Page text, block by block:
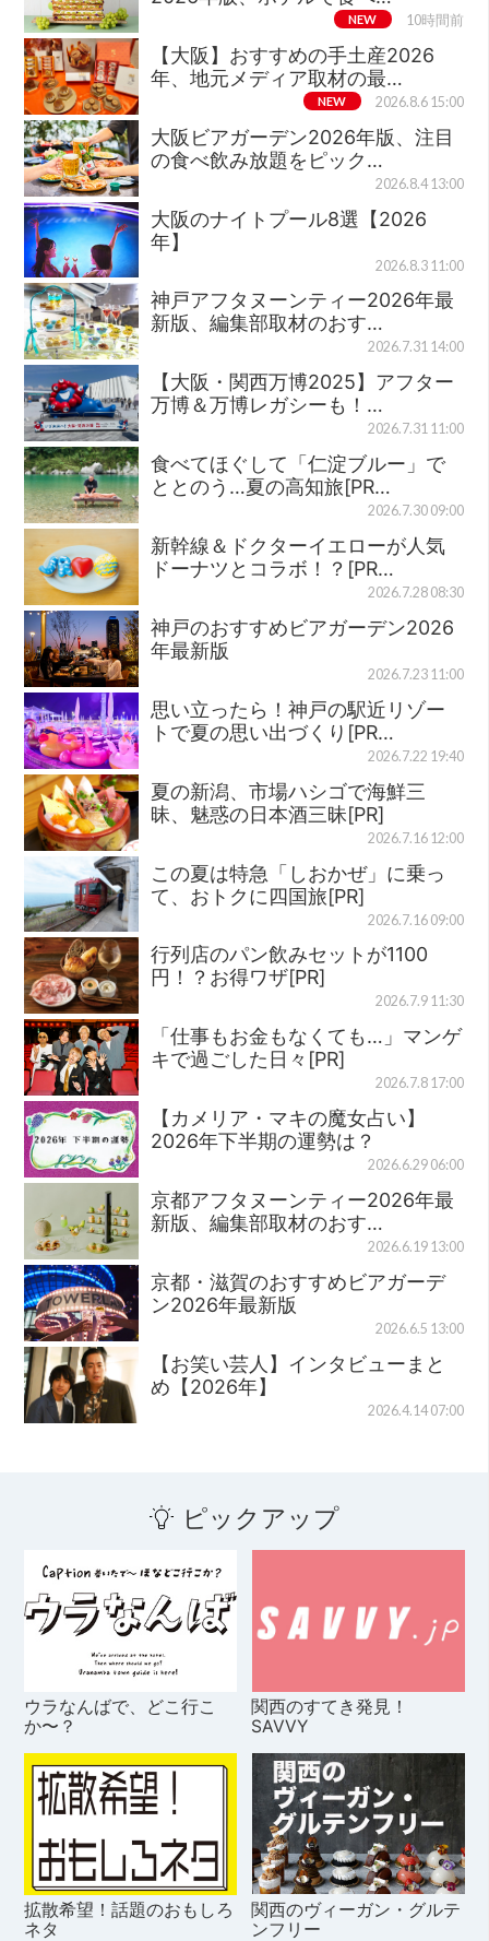
NEW 10時間前
【大阪】おすすめの手土産2026
年、地元メディア取材の最…
NEW 2026.8.6 15:00
大阪ビアガーデン2026年版、注目
の食べ飲み放題をピック…
2026.8.4 13:00
大阪のナイトプール8選【2026
年】
2026.8.3 11:00
神戸アフタヌーンティー2026年最
新版、編集部取材のおす…
2026.7.31 14:00
【大阪・関西万博2025】アフター
万博＆万博レガシーも！…
2026.7.31 11:00
食べてほぐして「仁淀ブルー」で
ととのう…夏の高知旅[PR…
2026.7.30 09:00
新幹線＆ドクターイエローが人気
ドーナツとコラボ！？[PR…
2026.7.28 08:30
神戸のおすすめビアガーデン2026
年最新版
2026.7.23 11:00
思い立ったら！神戸の駅近リゾー
トで夏の思い出づくり[PR…
2026.7.22 19:40
夏の新潟、市場ハシゴで海鮮三
昧、魅惑の日本酒三昧[PR]
2026.7.16 12:00
この夏は特急「しおかぜ」に乗っ
て、おトクに四国旅[PR]
2026.7.16 09:00
行列店のパン飲みセットが1100
円！？お得ワザ[PR]
2026.7.9 11:30
「仕事もお金もなくても…」マンゲ
キで過ごした日々[PR]
2026.7.8 17:00
【カメリア・マキの魔女占い】
2026年下半期の運勢は？
2026.6.29 06:00
京都アフタヌーンティー2026年最
新版、編集部取材のおす…
2026.6.19 13:00
京都・滋賀のおすすめビアガーデ
ン2026年最新版
2026.6.5 13:00
【お笑い芸人】インタビューまと
め【2026年】
2026.4.14 07:00
ピックアップ
ウラなんばで、どこ行こ
か〜？
関西のすてき発見！
SAVVY
拡散希望！話題のおもしろ
ネタ
関西のヴィーガン・グルテ
ンフリー